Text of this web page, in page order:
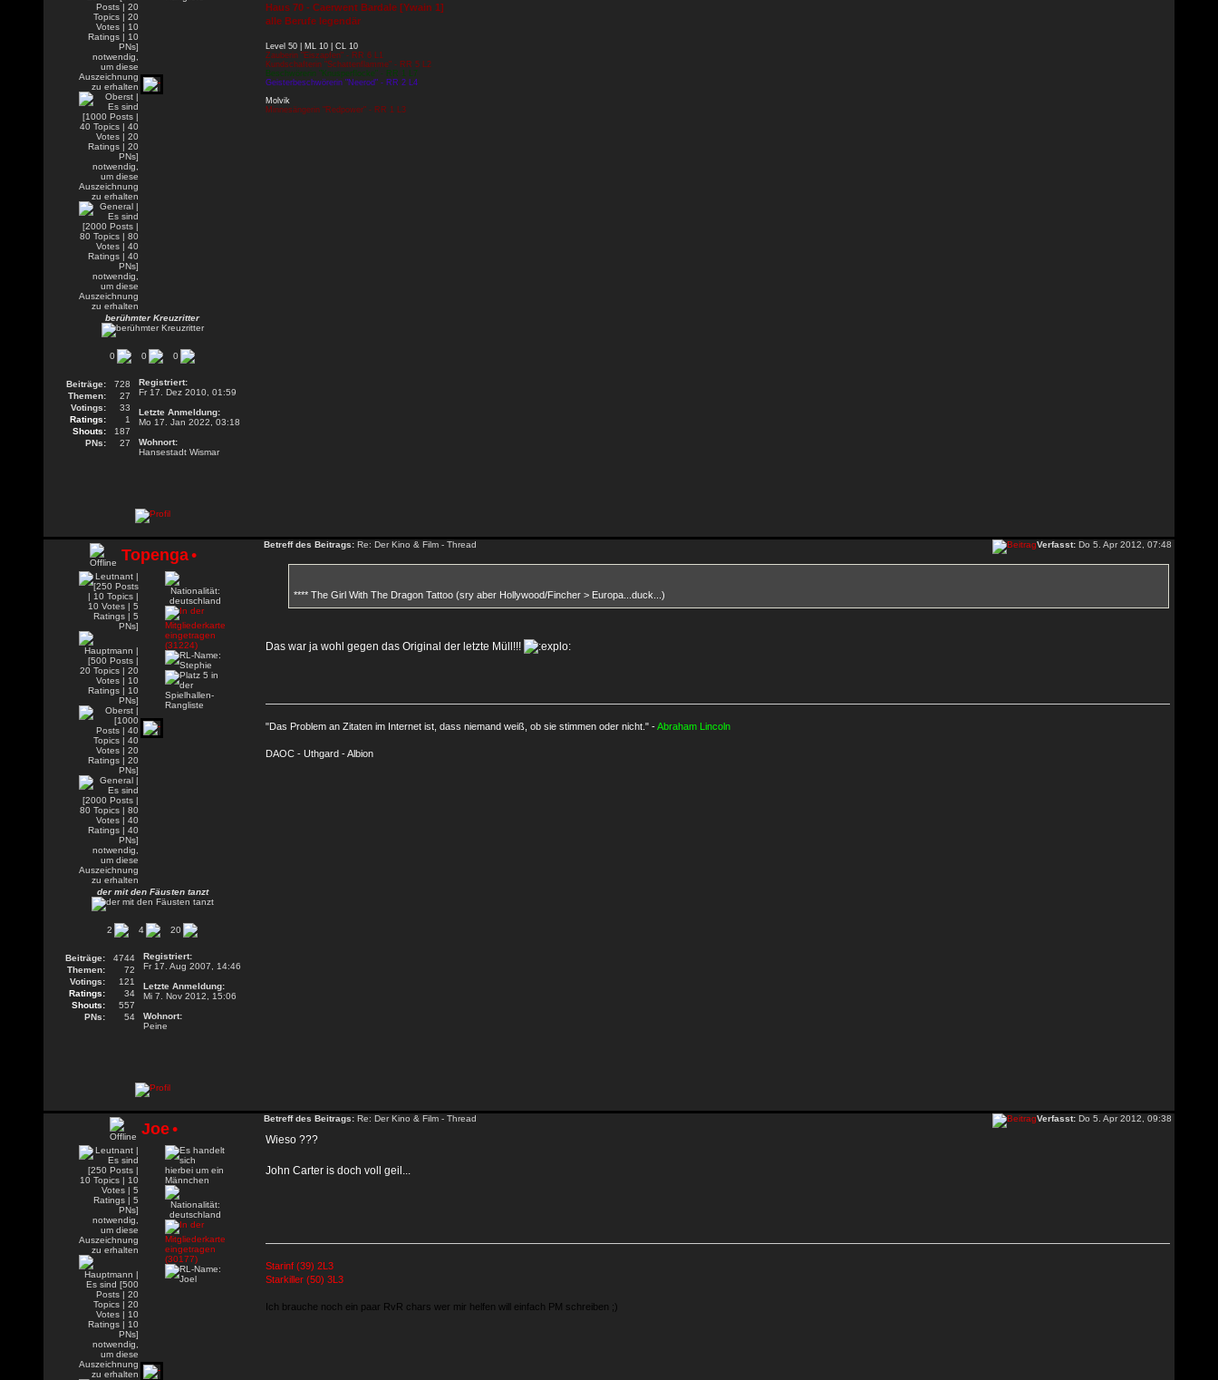
berühmter Kreuzritter
0 0 0
Beiträge:
728
Themen:
27
Votings:
33
Ratings:
1
Shouts:
187
PNs:
27
Registriert:
Fr 17. Dez 2010, 01:59
Letzte Anmeldung:
Mo 17. Jan 2022, 03:18
Wohnort:
Hansestadt Wismar
Haus 70 - Caerwent Bardale [Ywain 1]
alle Berufe legendär
Level 50 | ML 10 | CL 10
Zauberin "Eiszapfen" - RR 6 L1
Kundschafterin "Schattenflamme" - RR 5 L2
Beschwörerin "Knusperflocke" - RR 1 L7
Geisterbeschwörerin "Neerod" - RR 2 L4
Molvik
Minnesängerin "Redpower" - RR 1 L3
Topenga•
der mit den Fäusten tanzt
2 4 20
Beiträge:
4744
Themen:
72
Votings:
121
Ratings:
34
Shouts:
557
PNs:
54
Registriert:
Fr 17. Aug 2007, 14:46
Letzte Anmeldung:
Mi 7. Nov 2012, 15:06
Wohnort:
Peine
Betreff des Beitrags: Re: Der Kino & Film - Thread Verfasst: Do 5. Apr 2012, 07:48
**** The Girl With The Dragon Tattoo (sry aber Hollywood/Fincher > Europa...duck...)
Das war ja wohl gegen das Original der letzte Müll!!!
"Das Problem an Zitaten im Internet ist, dass niemand weiß, ob sie stimmen oder nicht." -Abraham Lincoln
DAOC - Uthgard - Albion
Joe•
Betreff des Beitrags: Re: Der Kino & Film - Thread Verfasst: Do 5. Apr 2012, 09:38
Wieso ???
John Carter is doch voll geil...
Starinf (39) 2L3
Starkiller (50) 3L3
Ich brauche noch ein paar RvR chars wer mir helfen will einfach PM schreiben ;)